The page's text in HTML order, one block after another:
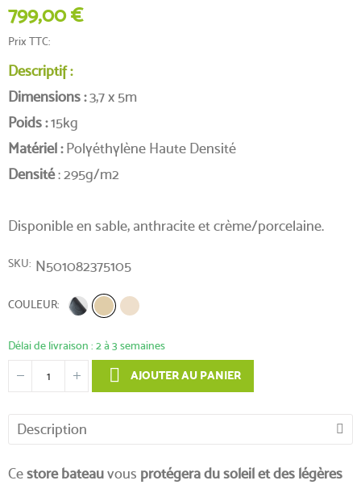
799,00 €
Prix TTC
Descriptif :
Dimensions :3,7 x 5m
Poids :15kg
Matériel :Polyéthylène Haute Densité
Densité: 295g/m2
Disponible en sable, anthracite et crème/porcelaine.
SKU N501082375105
COULEUR
Délai de livraison : 2 à 3 semaines
AJOUTER AU PANIER
Description
Cestore bateauvous protégera du soleil et des légères